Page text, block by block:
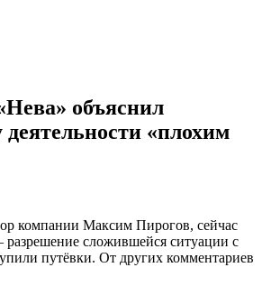
объяснил
деятельности «плохим
компании Максим Пирогов, сейчас
сложившейся ситуации с
путёвки. От других комментариев